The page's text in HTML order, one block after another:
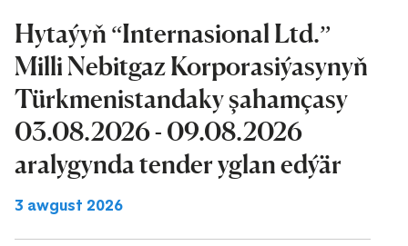
Hytaýyň “Internasional Ltd.”
Milli Nebitgaz Korporasiýasynyň
Türkmenistandaky şahamçasy
03.08.2026 - 09.08.2026
aralygynda tender yglan edýär
3 awgust 2026